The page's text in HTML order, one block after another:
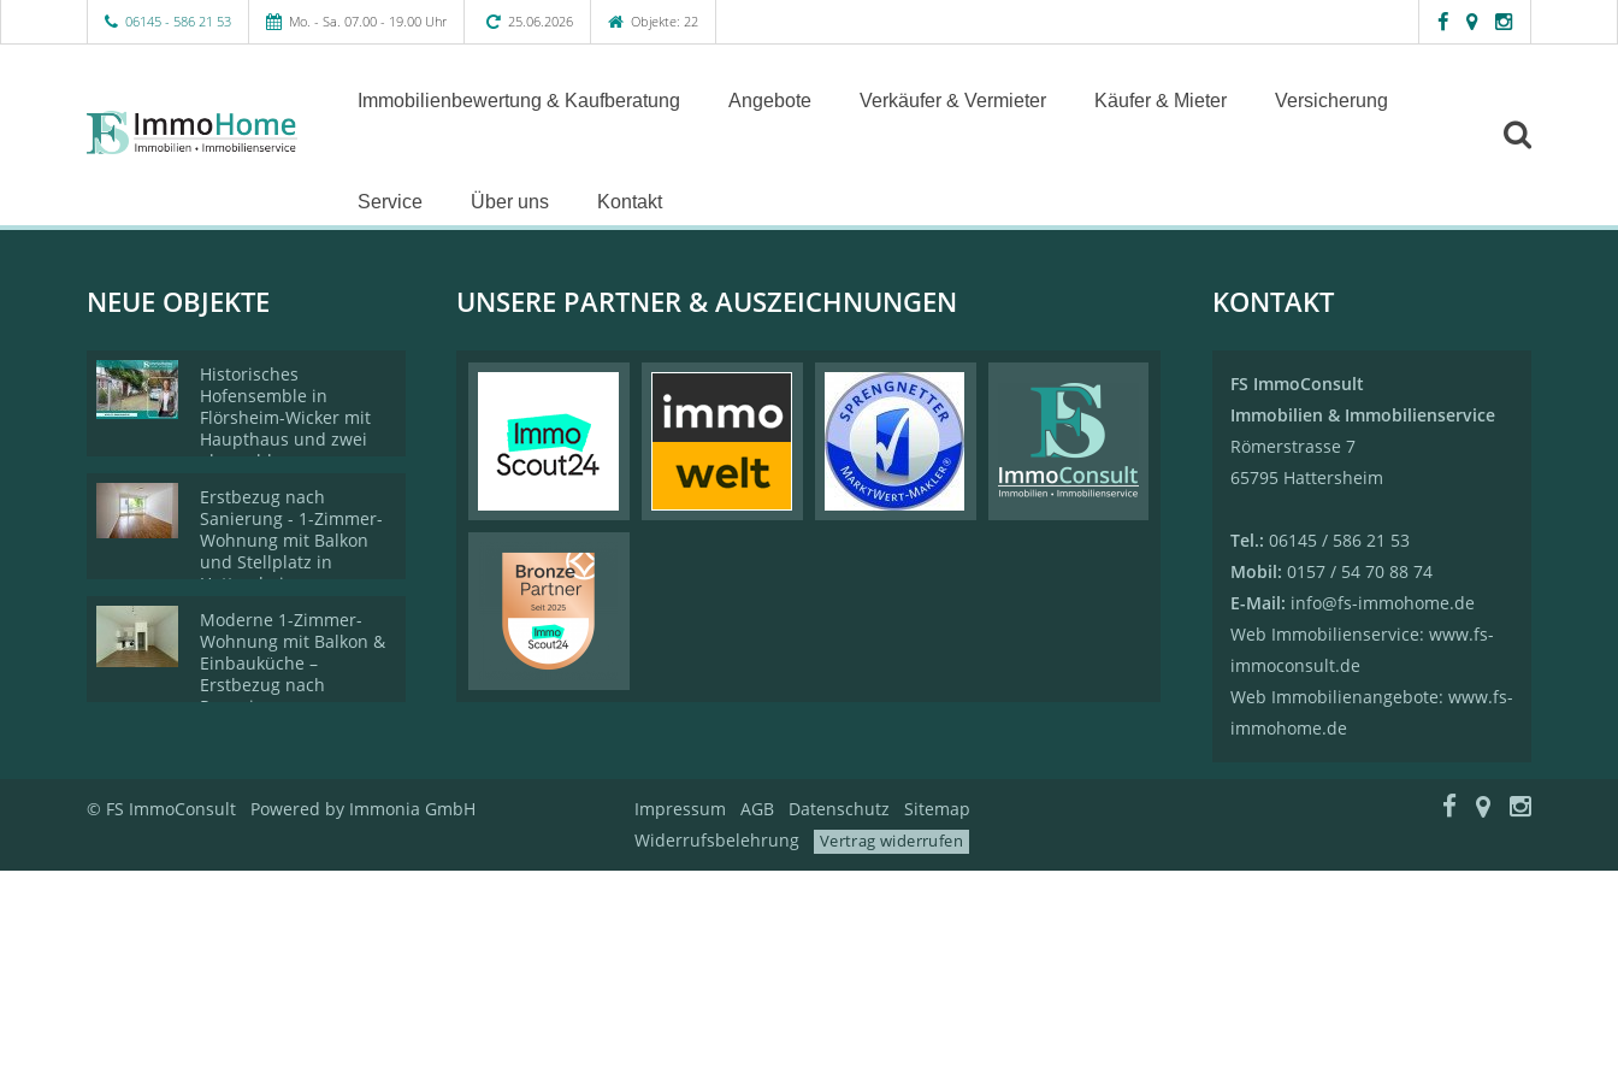
06145 - 586 21 53 Mo. - Sa. 07.00 - 19.00 Uhr 25.06.2026 Objekte: 22
Immobilienbewertung & Kaufberatung Angebote Verkäufer & Vermieter Käufer & Mieter Versicherung
Service Über uns Kontakt
NEUE OBJEKTE
Historisches
Hofensemble in
Flörsheim-Wicker mit
Haupthaus und zwei
abgeschlossenen
Erstbezug nach
Sanierung - 1-Zimmer-
Wohnung mit Balkon
und Stellplatz in
Hattersheim
Moderne 1-Zimmer-
Wohnung mit Balkon &
Einbauküche –
Erstbezug nach
Renovierung
UNSERE PARTNER & AUSZEICHNUNGEN KONTAKT
FS ImmoConsult
Immobilien & Immobilienservice
Römerstrasse 7
65795 Hattersheim
Tel.: 06145 / 586 21 53
Mobil: 0157 / 54 70 88 74
E-Mail: info@fs-immohome.de
Web Immobilienservice: www.fs-
immoconsult.de
Web Immobilienangebote: www.fs-
immohome.de
© FS ImmoConsult Powered by Immonia GmbH Impressum AGB Datenschutz
Sitemap
Widerrufsbelehrung
Vertrag widerrufen